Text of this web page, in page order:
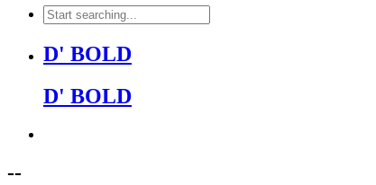
D' BOLD
D' BOLD
--